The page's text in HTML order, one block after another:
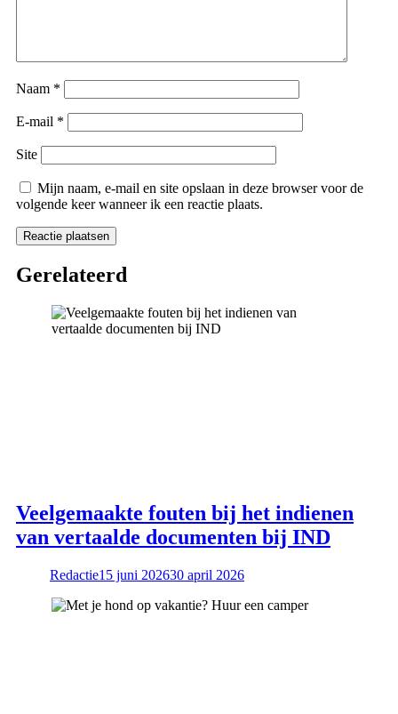
Naam *
E-mail *
Site
Mijn naam, e-mail en site opslaan in deze browser voor de
volgende keer wanneer ik een reactie plaats.
Gerelateerd
Veelgemaakte fouten bij het indienen
van vertaalde documenten bij IND
Redactie15 juni 202630 april 2026